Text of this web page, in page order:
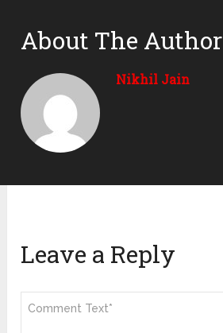
About The Author
Nikhil Jain
Leave a Reply